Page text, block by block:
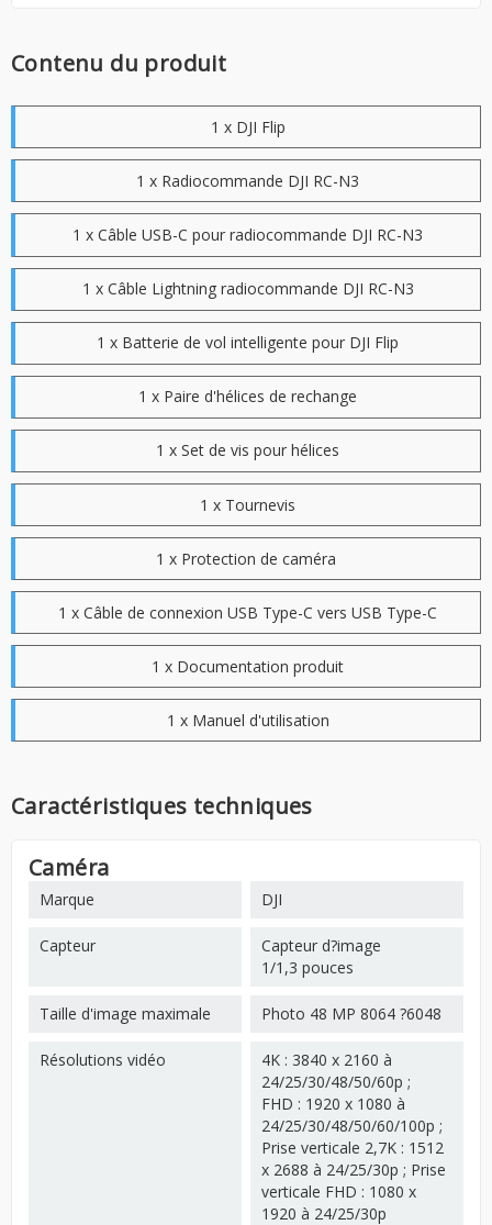
Contenu du produit
1 x DJI Flip
1 x Radiocommande DJI RC-N3
1 x Câble USB-C pour radiocommande DJI RC-N3
1 x Câble Lightning radiocommande DJI RC-N3
1 x Batterie de vol intelligente pour DJI Flip
1 x Paire d'hélices de rechange
1 x Set de vis pour hélices
1 x Tournevis
1 x Protection de caméra
1 x Câble de connexion USB Type-C vers USB Type-C
1 x Documentation produit
1 x Manuel d'utilisation
Caractéristiques techniques
Caméra
Marque DJI
Capteur
Capteur d?image
1/1,3 pouces
Taille d'image maximale Photo 48 MP 8064 ?6048
Résolutions vidéo
4K : 3840 x 2160 à
24/25/30/48/50/60p ;
FHD : 1920 x 1080 à
24/25/30/48/50/60/100p ;
Prise verticale 2,7K : 1512
x 2688 à 24/25/30p ; Prise
verticale FHD : 1080 x
1920 à 24/25/30p